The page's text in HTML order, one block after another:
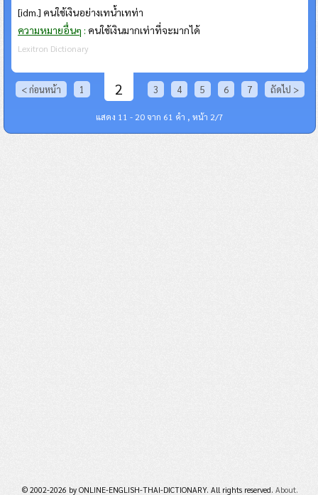
[idm.] คนใช้เงินอย่างเทน้ำเทท่า
ความหมายอื่นๆ : คนใช้เงินมากเท่าที่จะมากได้
Lexitron Dictionary
< ก่อนหน้า 1 2 3 4 5 6 7 ถัดไป >
แสดง 11 - 20 จาก 61 คำ , หน้า 2/7
© 2002-2026 by ONLINE-ENGLISH-THAI-DICTIONARY. All rights reserved. About.